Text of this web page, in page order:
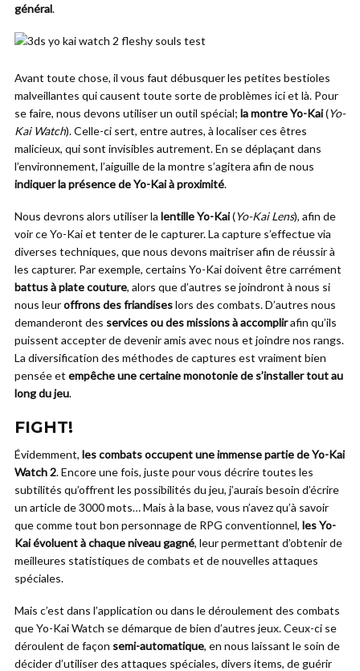
général.
Avant toute chose, il vous faut débusquer les petites bestioles
malveillantes qui causent toute sorte de problèmes ici et là. Pour
se faire, nous devons utiliser un outil spécial; la montre Yo-Kai(Yo-
Kai Watch). Celle-ci sert, entre autres, à localiser ces êtres
malicieux, qui sont invisibles autrement. En se déplaçant dans
l’environnement, l’aiguille de la montre s’agitera afin de nous
indiquer la présence de Yo-Kai à proximité.
Nous devrons alors utiliser la lentille Yo-Kai(Yo-Kai Lens), afin de
voir ce Yo-Kai et tenter de le capturer. La capture s’effectue via
diverses techniques, que nous devons maitriser afin de réussir à
les capturer. Par exemple, certains Yo-Kai doivent être carrément
battus à plate couture, alors que d’autres se joindront à nous si
nous leuroffrons des friandiseslors des combats. D’autres nous
demanderont des services ou des missions à accomplirafin qu’ils
puissent accepter de devenir amis avec nous et joindre nos rangs.
La diversification des méthodes de captures est vraiment bien
pensée et empêche une certaine monotonie de s’installer tout au
long du jeu.
FIGHT!
Évidemment, les combats occupent une immense partie de Yo-Kai
Watch 2. Encore une fois, juste pour vous décrire toutes les
subtilités qu’offrent les possibilités du jeu, j’aurais besoin d’écrire
un article de 3000 mots… Mais à la base, vous n’avez qu’à savoir
que comme tout bon personnage de RPG conventionnel, les Yo-
Kai évoluent à chaque niveau gagné, leur permettant d’obtenir de
meilleures statistiques de combats et de nouvelles attaques
spéciales.
Mais c’est dans l’application ou dans le déroulement des combats
que Yo-Kai Watch se démarque de bien d’autres jeux. Ceux-ci se
déroulent de façon semi-automatique, en nous laissant le soin de
décider d’utiliser des attaques spéciales, divers items, de guérir